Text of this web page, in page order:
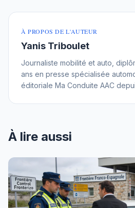
À PROPOS DE L'AUTEUR
Yanis Triboulet
Journaliste mobilité et auto,
ans en presse spécialisée
éditoriale Ma Conduite AAC
À lire aussi